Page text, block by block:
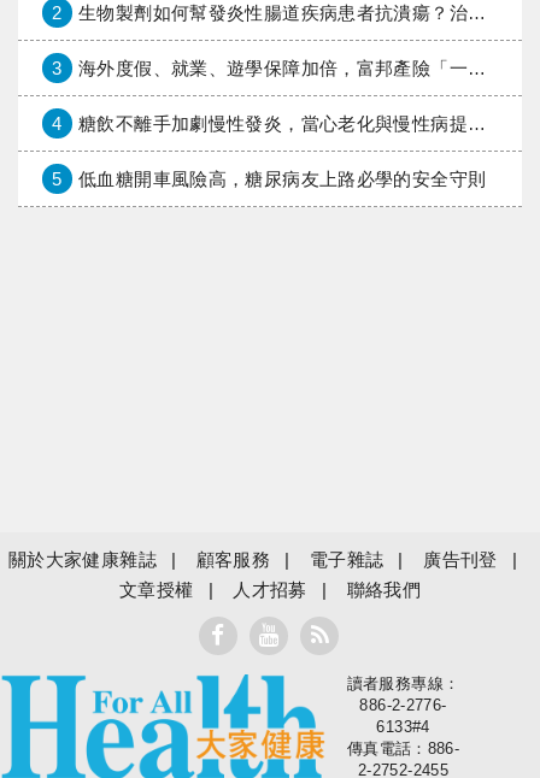
2 生物製劑如何幫發炎性腸道疾病患者抗潰瘍？治療進展與健保給付困境一次看
3 海外度假、就業、遊學保障加倍，富邦產險「一期逐夢」專案加碼遠距醫療與緊急救援
4 糖飲不離手加劇慢性發炎，當心老化與慢性病提早報到
5 低血糖開車風險高，糖尿病友上路必學的安全守則
關於大家健康雜誌 顧客服務 電子雜誌
廣告刊登
文章授權
人才招募 聯絡我們
大家健康
讀者服務專線：
886-2-2776-
6133#4
傳真電話：886-
2-2752-2455